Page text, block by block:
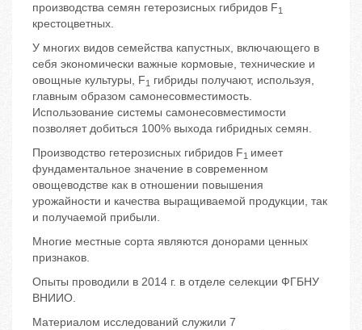
производства семян гетерозисных гибридов F1
крестоцветных.
У многих видов семейства капустных, включающего в
себя экономически важные кормовые, технические и
овощные культуры, F1 гибриды получают, используя,
главным образом самонесовместимость.
Использование системы самонесовместимости
позволяет добиться 100% выхода гибридных семян.
Производство гетерозисных гибридов F1 имеет
фундаментальное значение в современном
овощеводстве как в отношении повышения
урожайности и качества выращиваемой продукции, так
и получаемой прибыли.
Многие местные сорта являются донорами ценных
признаков.
Опыты проводили в 2014 г. в отделе селекции ФГБНУ
ВНИИО.
Материалом исследований служили 7